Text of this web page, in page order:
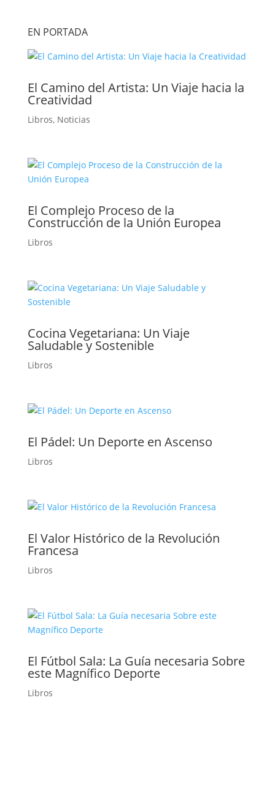
EN PORTADA
El Camino del Artista: Un Viaje hacia la
Creatividad
Libros, Noticias
El Complejo Proceso de la
Construcción de la Unión Europea
Libros
Cocina Vegetariana: Un Viaje
Saludable y Sostenible
Libros
El Pádel: Un Deporte en Ascenso
Libros
El Valor Histórico de la Revolución
Francesa
Libros
El Fútbol Sala: La Guía necesaria Sobre
este Magnífico Deporte
Libros